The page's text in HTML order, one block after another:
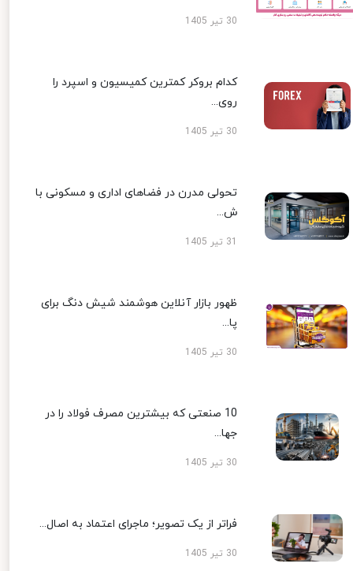
30 تیر 1405
کدام بروکر کمترین کمیسیون و اسپرد را
روی...
30 تیر 1405
تحولی مدرن در فضاهای اداری و مسکونی با
ش...
ظهور بازار آنلاین هوشمند شیش دنگ برای
پا...
30 تیر 1405
10 صنعتی که بیشترین مصرف فولاد را در
جها...
30 تیر 1405
فراتر از یک تصویر؛ ماجرای اعتماد به اصال...
30 تیر 1405